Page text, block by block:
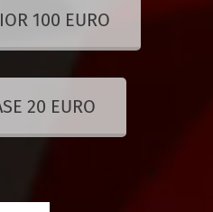
100 EURO
20 EURO